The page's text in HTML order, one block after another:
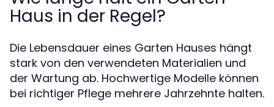
Haus in der Regel?
Die Lebensdauer eines Garten Hauses hängt
stark von den verwendeten Materialien und
der Wartung ab. Hochwertige Modelle können
bei richtiger Pflege mehrere Jahrzehnte halten.